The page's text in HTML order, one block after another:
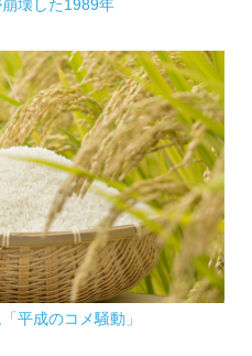
壊した1989年
平成のコメ騒動」